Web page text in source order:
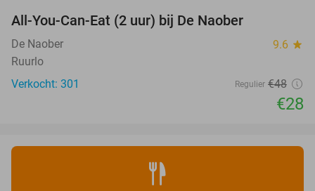
All-You-Can-Eat (2 uur) bij De Naober
De Naober 9.6 star
Ruurlo
Verkocht: 301
Regulier €48
€28